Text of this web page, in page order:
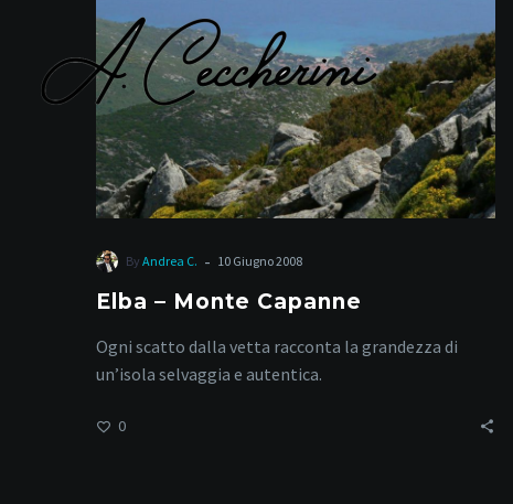
By Andrea C. - 10 Giugno 2008
Elba – Monte Capanne
Ogni scatto dalla vetta racconta la grandezza di
un’isola selvaggia e autentica.
0